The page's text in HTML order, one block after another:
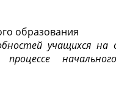
образования
учащихся на
начального